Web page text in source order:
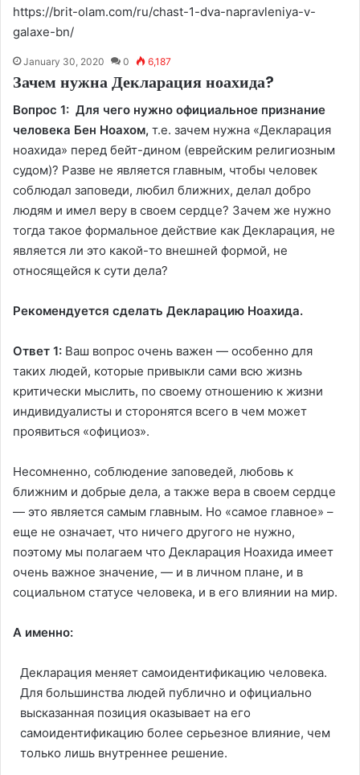
https://brit-olam.com/ru/chast-1-dva-napravleniya-v-
galaxe-bn/
January 30, 2020 0 6,187
Зачем нужна Декларация ноахида?
Вопрос 1: Для чего нужно официальное признание
человека Бен Ноахом, т.е. зачем нужна «Декларация
ноахида» перед бейт-дином (еврейским религиозным
судом)? Разве не является главным, чтобы человек
соблюдал заповеди, любил ближних, делал добро
людям и имел веру в своем сердце? Зачем же нужно
тогда такое формальное действие как Декларация, не
является ли это какой-то внешней формой, не
относящейся к сути дела?
Рекомендуется сделатьДекларацию Ноахида.
Ответ 1: Ваш вопрос очень важен — особенно для
таких людей, которые привыкли сами всю жизнь
критически мыслить, по своему отношению к жизни
индивидуалисты и сторонятся всего в чем может
проявиться «официоз».
Несомненно, соблюдение заповедей, любовь к
ближним и добрые дела, а также вера в своем сердце
— это является самым главным. Но «самое главное» –
еще не означает, что ничего другого не нужно,
поэтому мы полагаем что Декларация Ноахида имеет
очень важное значение, — и в личном плане, и в
социальном статусе человека, и в его влиянии на мир.
А именно:
Декларация меняет самоидентификацию человека.
Для большинства людей публично и официально
высказанная позиция оказывает на его
самоидентификацию более серьезное влияние, чем
только лишь внутреннее решение.